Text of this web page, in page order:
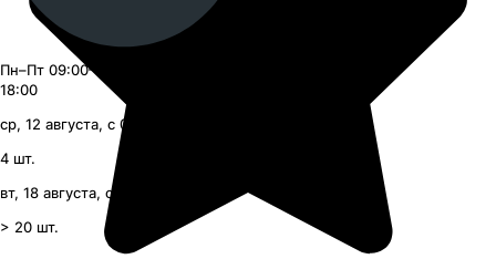
Пн–Пт 09:00–18:00, Сб–Вс 09:00–
18:00
ср, 12 августа, с 09:00
4 шт.
вт, 18 августа, с 09:00
> 20 шт.